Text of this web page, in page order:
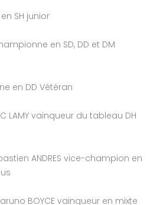
SH junior
en SD, DD et DM
en DD Vétéran
LAMY vainqueur du tableau DH
ANDRES vice-champion en
BOYCE vainqueur en mixte